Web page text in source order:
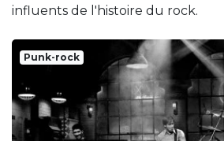
influents de l'histoire du rock.
Punk-rock